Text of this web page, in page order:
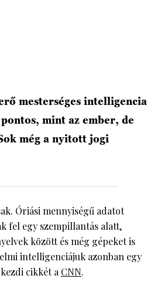
mesterséges intelligencia
mint az ember, de
még a nyitott jogi
Óriási mennyiségű adatot
fel egy szempillantás alatt,
között és még gépeket is
intelligenciájuk azonban egy
cikkét a CNN.